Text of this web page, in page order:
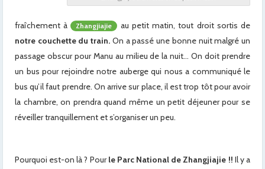
fraîchement à Zhangjiajie
au petit matin, tout droit sortis de
notre couchette du train. On a passé une bonne nuit malgré un
passage obscur pour Manu au milieu de la nuit… On doit prendre
un bus pour rejoindre notre auberge qui nous a communiqué le
bus qu’il faut prendre. On arrive sur place, il est trop tôt pour avoir
la chambre, on prendra quand même un petit déjeuner pour se
réveiller tranquillement et s’organiser un peu.
Pourquoi est-on là ? Pourle Parc National de Zhangjiajie !! Il y a